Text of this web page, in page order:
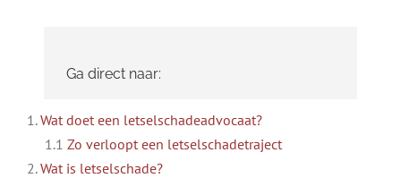
Ga direct naar:
1.Wat doet een letselschadeadvocaat?
1.1 Zo verloopt een letselschadetraject
2.Wat is letselschade?